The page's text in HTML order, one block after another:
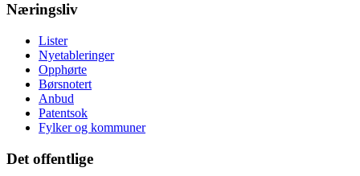
Næringsliv
Lister
Nyetableringer
Opphørte
Børsnotert
Anbud
Patentsok
Fylker og kommuner
Det offentlige